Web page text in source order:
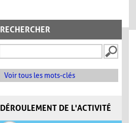
RECHERCHER
Voir tous les mots-clés
DÉROULEMENT DE L'ACTIVITÉ